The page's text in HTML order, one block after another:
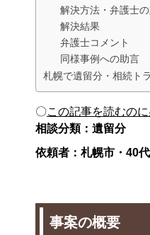
解決方法・弁護士
解決結果
弁護士コメント
同様事例への助言
札幌で遺留分・相続ト
〇この記事を読むの
相談分類：遺留分
依頼者：札幌市・40
事案の概要